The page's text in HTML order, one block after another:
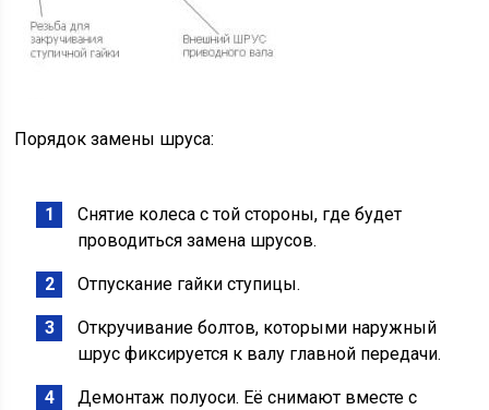
Порядок замены шруса:
Снятие колеса с той стороны, где будет
проводиться замена шрусов.
Отпускание гайки ступицы.
Откручивание болтов, которыми наружный
шрус фиксируется к валу главной передачи.
Демонтаж полуоси. Её снимают вместе с